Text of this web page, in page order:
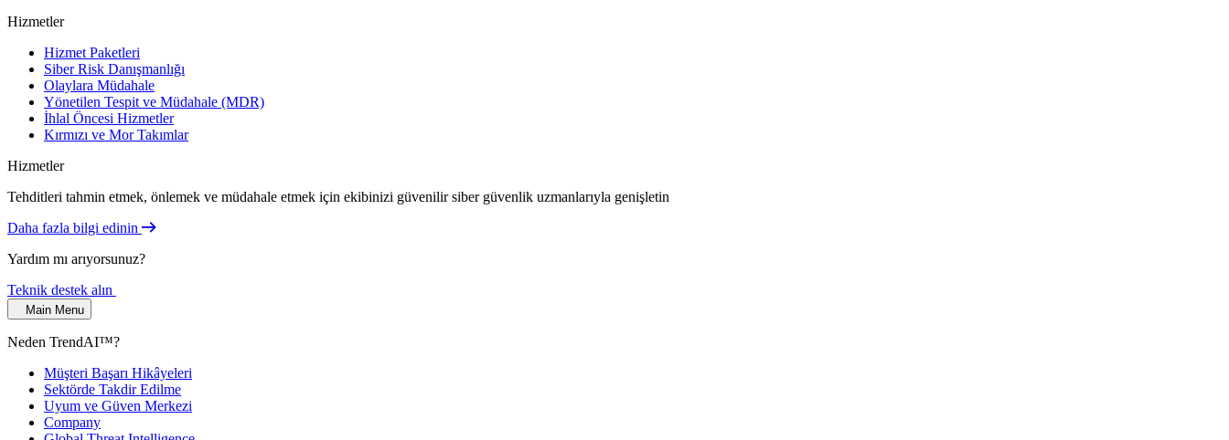
Hizmetler
Hizmet Paketleri
Siber Risk Danışmanlığı
Olaylara Müdahale
Yönetilen Tespit ve Müdahale (MDR)
İhlal Öncesi Hizmetler
Kırmızı ve Mor Takımlar
Hizmetler
Tehditleri tahmin etmek, önlemek ve müdahale etmek için ekibinizi güvenilir siber güvenlik uzmanlarıyla genişletin
Daha fazla bilgi edinin
Yardım mı arıyorsunuz?
Teknik destek alın
Main Menu
Neden TrendAI™?
Müşteri Başarı Hikâyeleri
Sektörde Takdir Edilme
Uyum ve Güven Merkezi
Company